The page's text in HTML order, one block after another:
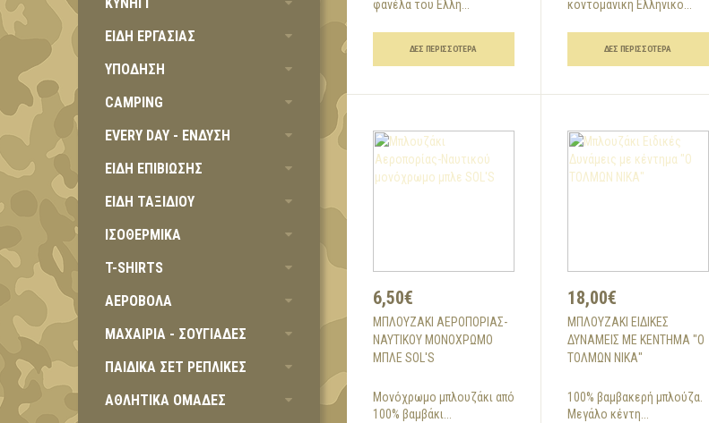
ΕΙΔΗ ΕΡΓΑΣΙΑΣ
ΥΠΟΔΗΣΗ
CAMPING
EVERY DAY - ΕΝΔΥΣΗ
ΕΙΔΗ ΕΠΙΒΙΩΣΗΣ
ΕΙΔΗ ΤΑΞΙΔΙΟΥ
ΙΣΟΘΕΡΜΙΚΑ
T-SHIRTS
ΑΕΡΟΒΟΛΑ
ΜΑΧΑΙΡΙΑ - ΣΟΥΓΙΑΔΕΣ
ΠΑΙΔΙΚΑ ΣΕΤ ΡΕΠΛΙΚΕΣ
ΑΘΛΗΤΙΚΑ ΟΜΑΔΕΣ
φανέλα του Ελλη...
ΔΕΣ ΠΕΡΙΣΣΌΤΕΡΑ
κοντομάνικη Ελληνικο...
ΔΕΣ ΠΕΡΙΣΣΌΤΕΡΑ
6,50€
ΜΠΛΟΥΖΆΚΙ ΑΕΡΟΠΟΡΊΑΣ-
ΝΑΥΤΙΚΟΎ ΜΟΝΌΧΡΩΜΟ
ΜΠΛΕ SOL'S
Μονόχρωμο μπλουζάκι από
100% βαμβάκι...
18,00€
ΜΠΛΟΥΖΆΚΙ ΕΙΔΙΚΈΣ
ΔΥΝΆΜΕΙΣ ΜΕ ΚΈΝΤΗΜΑ "Ο
ΤΟΛΜΩΝ ΝΙΚΑ"
100% βαμβακερή μπλούζα.
Μεγάλο κέντη...